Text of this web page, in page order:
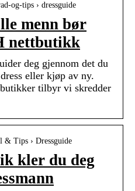
og-tips › dressguide
menn bør
nettbutikk
deg gjennom det du
eller kjøp av ny.
tilbyr vi skredder
& Tips › Dressguide
kler du deg